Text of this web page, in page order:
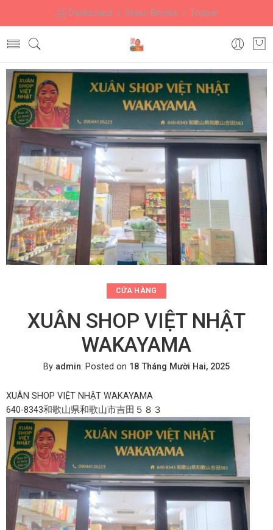
Dashboard Static Blocks Topbar
CỬA HÀNG
XUÂN SHOP VIỆT NHẬT
WAKAYAMA
By admin. Posted on 18 Tháng Mười Hai, 2025
XUÂN SHOP VIỆT NHẬT WAKAYAMA
640-8343和歌山県和歌山市吉田５８３